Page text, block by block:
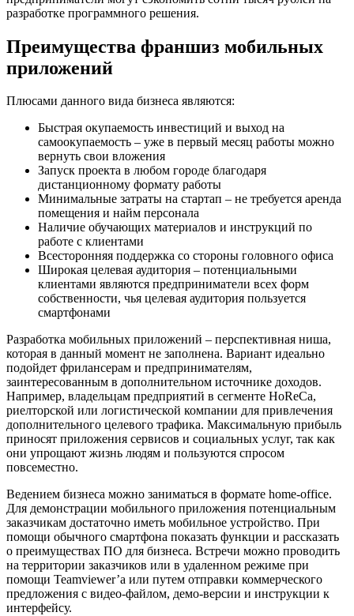
разработке программного решения.
Преимущества франшиз мобильных
приложений
Плюсами данного вида бизнеса являются:
Быстрая окупаемость инвестиций и выход на
самоокупаемость – уже в первый месяц работы можно
вернуть свои вложения
Запуск проекта в любом городе благодаря
дистанционному формату работы
Минимальные затраты на стартап – не требуется аренда
помещения и найм персонала
Наличие обучающих материалов и инструкций по
работе с клиентами
Всесторонняя поддержка со стороны головного офиса
Широкая целевая аудитория – потенциальными
клиентами являются предприниматели всех форм
собственности, чья целевая аудитория пользуется
смартфонами
Разработка мобильных приложений – перспективная ниша,
которая в данный момент не заполнена. Вариант идеально
подойдет фрилансерам и предпринимателям,
заинтересованным в дополнительном источнике доходов.
Например, владельцам предприятий в сегменте HoReCa,
риелторской или логистической компании для привлечения
дополнительного целевого трафика. Максимальную прибыль
приносят приложения сервисов и социальных услуг, так как
они упрощают жизнь людям и пользуются спросом
повсеместно.
Ведением бизнеса можно заниматься в формате home-office.
Для демонстрации мобильного приложения потенциальным
заказчикам достаточно иметь мобильное устройство. При
помощи обычного смартфона показать функции и рассказать
о преимуществах ПО для бизнеса. Встречи можно проводить
на территории заказчиков или в удаленном режиме при
помощи Teamviewer’а или путем отправки коммерческого
предложения с видео-файлом, демо-версии и инструкции к
интерфейсу.